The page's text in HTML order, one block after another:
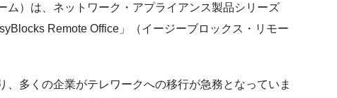
ム）は、ネットワーク・アプライアンス製品シリーズ
Remote Office」（イージーブロックス・リモー
多くの企業がテレワークへの移行が急務となっていま